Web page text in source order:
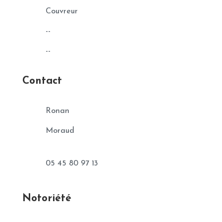
Couvreur
--
--
Contact
Ronan
Moraud
05 45 80 97 13
Notoriété